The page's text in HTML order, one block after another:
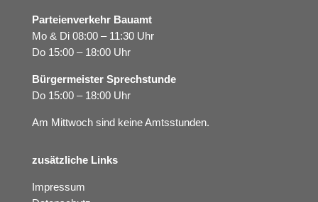
Parteienverkehr Bauamt
Mo & Di 08:00 – 11:30 Uhr
Do 15:00 – 18:00 Uhr
Bürgermeister Sprechstunde
Do 15:00 – 18:00 Uhr
Am Mittwoch sind keine Amtsstunden.
zusätzliche Links
Impressum